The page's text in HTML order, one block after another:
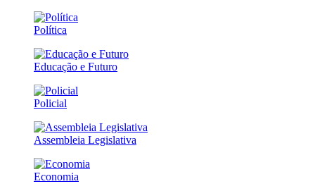
Política
Educação e Futuro
Policial
Assembleia Legislativa
Economia